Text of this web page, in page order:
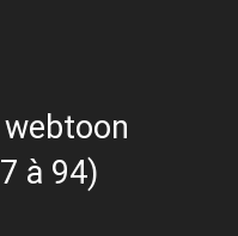
à 94)